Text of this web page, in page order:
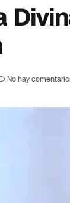
No hay